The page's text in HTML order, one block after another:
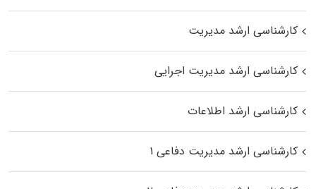
کارشناسی ارشد مدیریت
کارشناسی ارشد مدیریت اجرایی
کارشناسی ارشد اطلاعات
کارشناسی ارشد مدیریت دفاعی ۱